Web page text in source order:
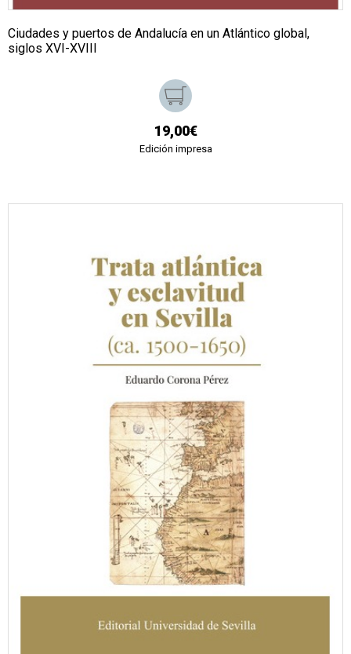
Ciudades y puertos de Andalucía en un Atlántico global,
siglos XVI-XVIII
19,00€
Edición impresa